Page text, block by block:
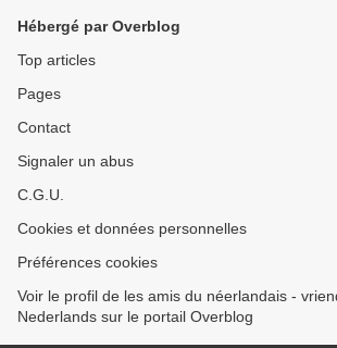
Hébergé par Overblog
Top articles
Pages
Contact
Signaler un abus
C.G.U.
Cookies et données personnelles
Préférences cookies
Voir le profil de les amis du néerlandais -
Nederlands sur le portail Overblog